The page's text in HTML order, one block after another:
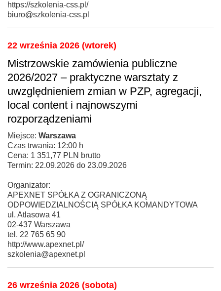
https://szkolenia-css.pl/
biuro@szkolenia-css.pl
22 września 2026 (wtorek)
Mistrzowskie zamówienia publiczne
2026/2027 – praktyczne warsztaty z
uwzględnieniem zmian w PZP, agregacji,
local content i najnowszymi
rozporządzeniami
Miejsce: Warszawa
Czas trwania: 12:00 h
Cena: 1 351,77 PLN brutto
Termin: 22.09.2026 do 23.09.2026
Organizator:
APEXNET SPÓŁKA Z OGRANICZONĄ
ODPOWIEDZIALNOŚCIĄ SPÓŁKA KOMANDYTOWA
ul. Atlasowa 41
02-437 Warszawa
tel. 22 765 65 90
http://www.apexnet.pl/
szkolenia@apexnet.pl
26 września 2026 (sobota)